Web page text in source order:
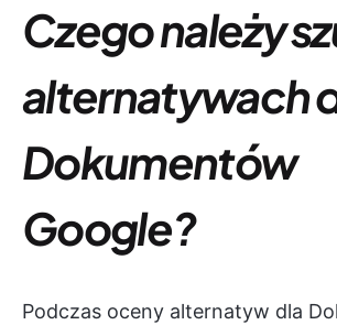
Czego należy
alternatywach
Dokumentów
Google?
Podczas oceny alternatyw dla